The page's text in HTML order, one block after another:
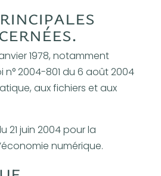
1978, notamment
n° 2004-801 du 6 août 2004
aux fichiers et aux
21 juin 2004 pour la
numérique.